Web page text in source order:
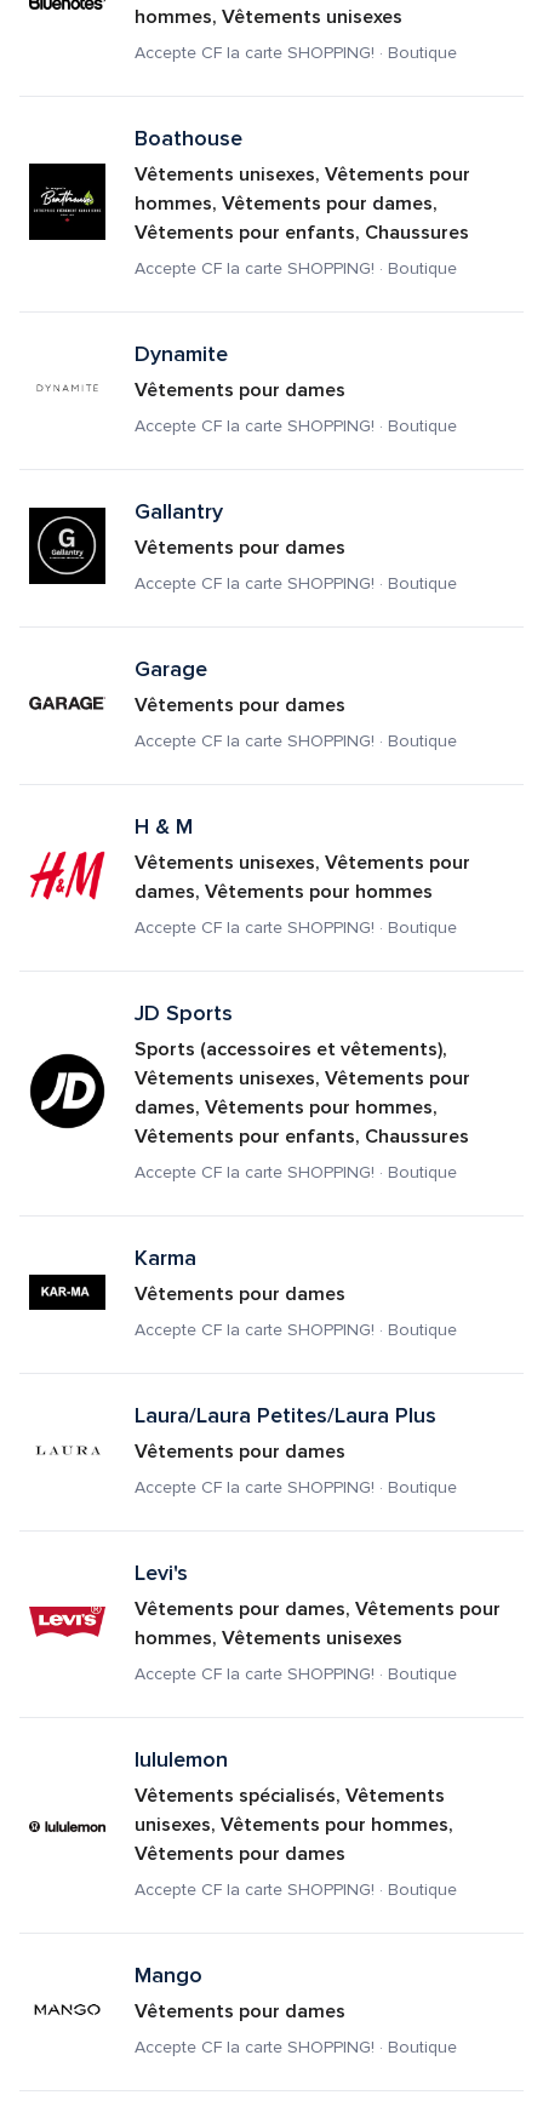
hommes, Vêtements unisexes
Accepte CF la carte SHOPPING! · Boutique
Boathouse
Vêtements unisexes, Vêtements pour
hommes, Vêtements pour dames,
Vêtements pour enfants, Chaussures
Accepte CF la carte SHOPPING! · Boutique
Dynamite
Vêtements pour dames
Accepte CF la carte SHOPPING! · Boutique
Gallantry
Vêtements pour dames
Accepte CF la carte SHOPPING! · Boutique
Garage
Vêtements pour dames
Accepte CF la carte SHOPPING! · Boutique
H & M
Vêtements unisexes, Vêtements pour
dames, Vêtements pour hommes
Accepte CF la carte SHOPPING! · Boutique
JD Sports
Sports (accessoires et vêtements),
Vêtements unisexes, Vêtements pour
dames, Vêtements pour hommes,
Vêtements pour enfants, Chaussures
Accepte CF la carte SHOPPING! · Boutique
Karma
Vêtements pour dames
Accepte CF la carte SHOPPING! · Boutique
Laura/Laura Petites/Laura Plus
Vêtements pour dames
Accepte CF la carte SHOPPING! · Boutique
Levi's
Vêtements pour dames, Vêtements pour
hommes, Vêtements unisexes
Accepte CF la carte SHOPPING! · Boutique
lululemon
Vêtements spécialisés, Vêtements
unisexes, Vêtements pour hommes,
Vêtements pour dames
Accepte CF la carte SHOPPING! · Boutique
Mango
Vêtements pour dames
Accepte CF la carte SHOPPING! · Boutique